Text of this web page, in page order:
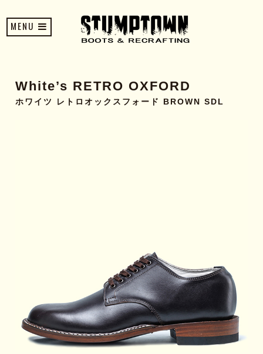
MENU
White’s RETRO OXFORD
ホワイツ レトロオックスフォード BROWN SDL